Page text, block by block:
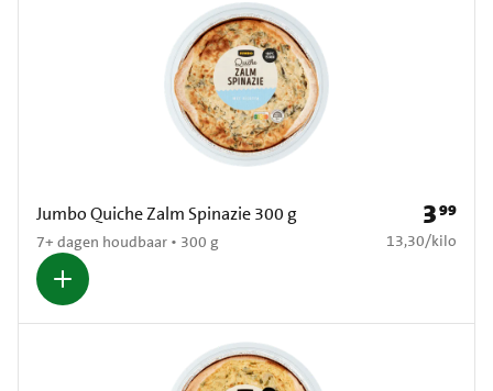
Jumbo Quiche Zalm Spinazie 300 g
7+ dagen houdbaar • 300 g
Prijs: €
399
€ 13,30 per kilo
13,30/kilo